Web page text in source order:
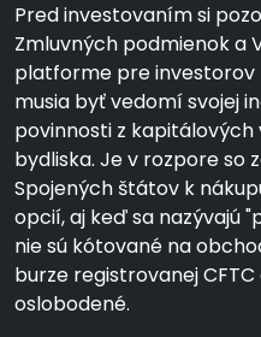
Pred investovaním si
Zmluvných podmienok a
platforme pre investorov
musia byť vedomí svojej
povinnosti z kapitálových
bydliska. Je v rozpore so
Spojených štátov k
opcií, aj keď sa nazývajú
nie sú kótované na
burze registrovanej
oslobodené.